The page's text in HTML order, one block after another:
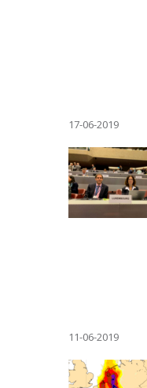
17-06-2019
11-06-2019